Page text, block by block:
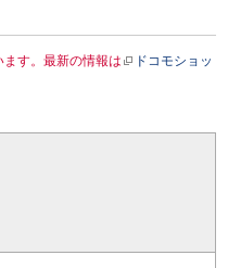
す。最新の情報は
ドコモショッ